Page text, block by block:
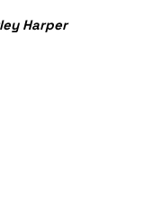
Harper